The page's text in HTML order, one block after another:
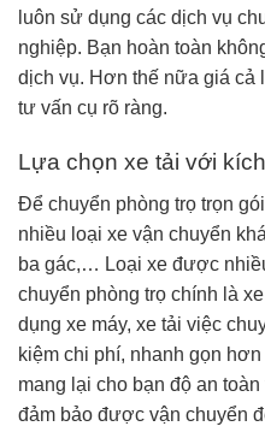
luôn sử dụng các dịch vụ
nghiệp. Bạn hoàn toàn
dịch vụ. Hơn thế nữa giá cả
tư vấn cụ rõ ràng.
Lựa chọn xe tải với
Để chuyển phòng trọ trọn
nhiều loại xe vận chuyển
ba gác,… Loại xe được
chuyển phòng trọ chính là
dụng xe máy, xe tải việc
kiệm chi phí, nhanh gọn
mang lại cho bạn độ an
đảm bảo được vận chuyển